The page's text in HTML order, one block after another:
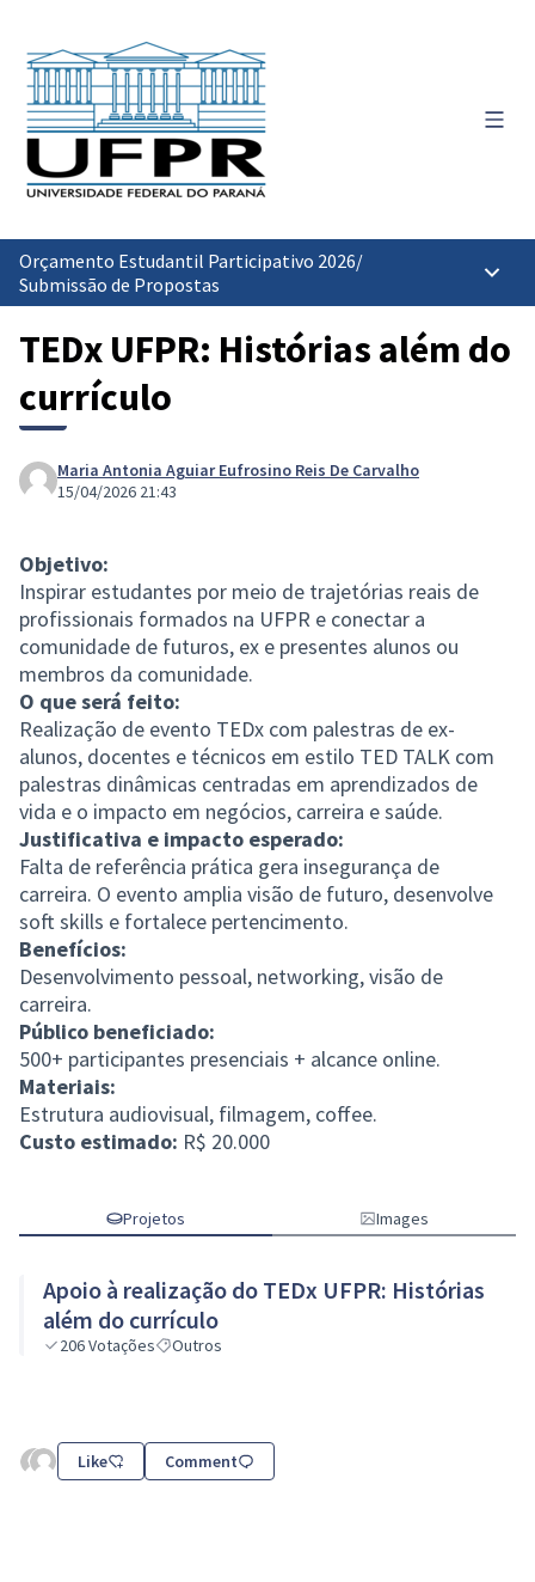
Orçamento Estudantil Participativo 2026/
Submissão de Propostas
TEDx UFPR: Histórias além do
currículo
Maria Antonia Aguiar Eufrosino Reis De Carvalho
15/04/2026 21:43
Objetivo:
Inspirar estudantes por meio de trajetórias reais de
profissionais formados na UFPR e conectar a
comunidade de futuros, ex e presentes alunos ou
membros da comunidade.
O que será feito:
Realização de evento TEDx com palestras de ex-
alunos, docentes e técnicos em estilo TED TALK com
palestras dinâmicas centradas em aprendizados de
vida e o impacto em negócios, carreira e saúde.
Justificativa e impacto esperado:
Falta de referência prática gera insegurança de
carreira. O evento amplia visão de futuro, desenvolve
soft skills e fortalece pertencimento.
Benefícios:
Desenvolvimento pessoal, networking, visão de
carreira.
Público beneficiado:
500+ participantes presenciais + alcance online.
Materiais:
Estrutura audiovisual, filmagem, coffee.
Custo estimado: R$ 20.000
Projetos Images
Apoio à realização do TEDx UFPR: Histórias
além do currículo
206Votações Outros
Like Comment